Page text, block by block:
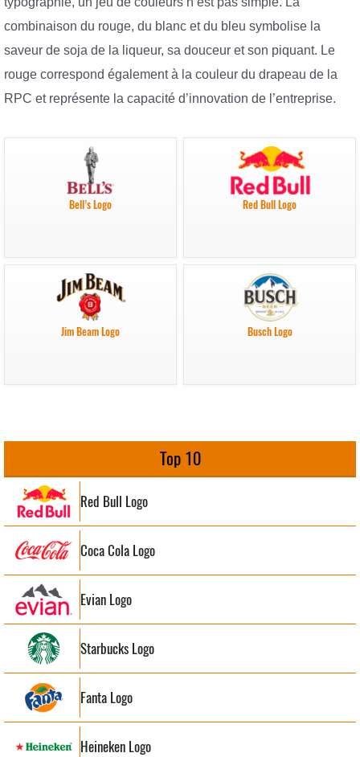
combinaison du rouge, du blanc et du bleu symbolise la
saveur de soja de la liqueur, sa douceur et son piquant. Le
rouge correspond également à la couleur du drapeau de la
RPC et représente la capacité d’innovation de l’entreprise.
Bell’s Logo Red Bull Logo
Jim Beam Logo Busch Logo
Top 10
Red Bull Logo
Coca Cola Logo
Evian Logo
Starbucks Logo
Fanta Logo
Heineken Logo